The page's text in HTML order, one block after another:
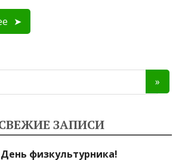
ЗАПИСИ
День физкультурника!